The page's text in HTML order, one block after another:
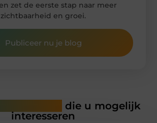
zet de eerste stap naar meer
zichtbaarheid en groei.
Publiceer nu je blog
die u mogelijk
interesseren